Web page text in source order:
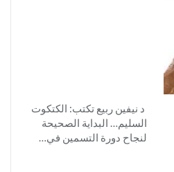
د نيفين ربيع تكتب: الكتكوت
السليم… البداية الصحيحة
لنجاح دورة التسمين في…